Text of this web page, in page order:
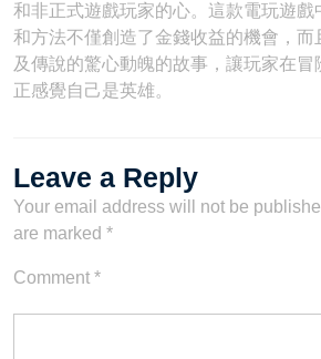
和非正式遊戲玩家的心。這款電玩遊戲
和方法不僅創造了金錢收益的機會，而
及傳說的驚心動魄的故事，讓玩家在
正感覺自己是英雄。
Leave a Reply
Your email address will not be
are marked *
Comment *